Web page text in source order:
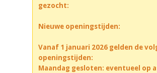
gezocht:
Nieuwe openingstijden:
Vanaf 1 januari 2026 gelden de
openingstijden:
Maandag gesloten: eventueel op